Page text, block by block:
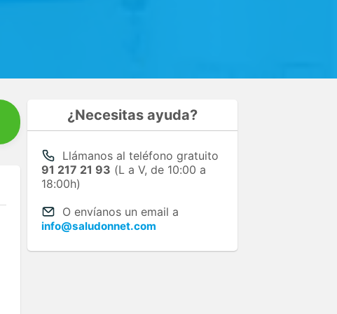
¿Necesitas ayuda?
Llámanos al teléfono gratuito
91 217 21 93 (L a V, de 10:00 a
18:00h)
O envíanos un email a
info@saludonnet.com